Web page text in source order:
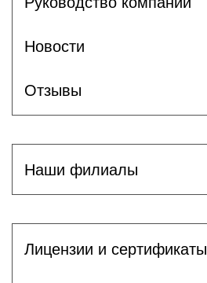
Новости
Отзывы
Наши филиалы
Лицензии и сертификаты